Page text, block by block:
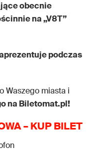
obecnie
na „V8T”
podczas
Waszego miasta i
na Biletomat.pl!
– KUP BILET